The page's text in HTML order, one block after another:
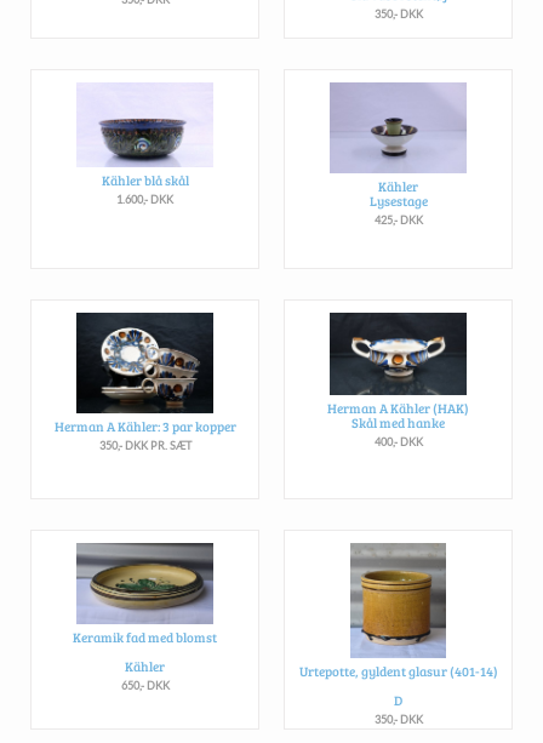
350,- DKK
Kähler blå skål
1.600,- DKK
Kähler
Lysestage
425,- DKK
Herman A Kähler: 3 par kopper
350,- DKK PR. SÆT
Herman A Kähler (HAK)
Skål med hanke
400,- DKK
Keramik fad med blomst
Kähler
650,- DKK
Urtepotte, gyldent glasur (401-14)
D
350,- DKK